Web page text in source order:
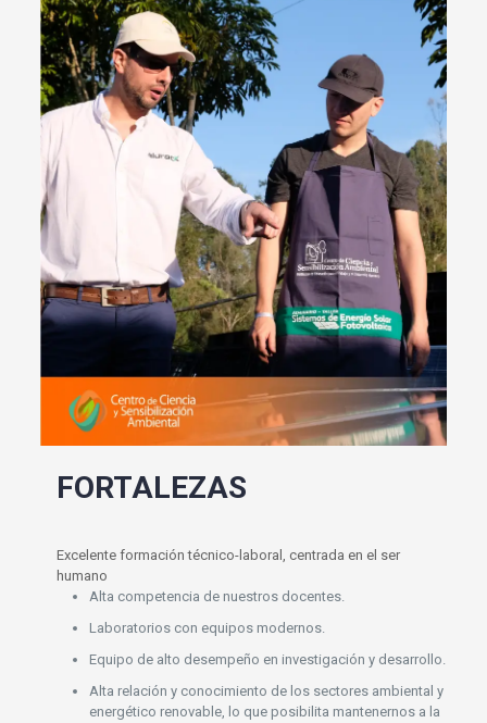
FORTALEZAS
Excelente formación técnico-laboral, centrada en el ser
humano
Alta competencia de nuestros docentes.
Laboratorios con equipos modernos.
Equipo de alto desempeño en investigación y desarrollo.
Alta relación y conocimiento de los sectores ambiental y
energético renovable, lo que posibilita mantenernos a la